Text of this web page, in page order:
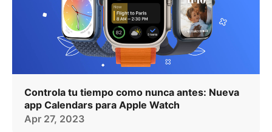
Controla tu tiempo como nunca antes: Nueva
app Calendars para Apple Watch
Apr 27, 2023